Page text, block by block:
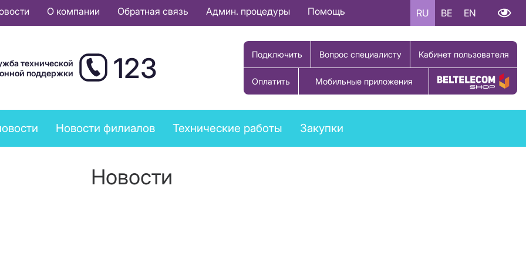
О компании Обратная связь Админ. процедуры Помощь RU BE EN
технической
поддержки
123 Подключить Вопрос специалисту Кабинет пользователя
Оплатить Мобильные приложения Купить товар
Новости филиалов Технические работы Закупки
Новости